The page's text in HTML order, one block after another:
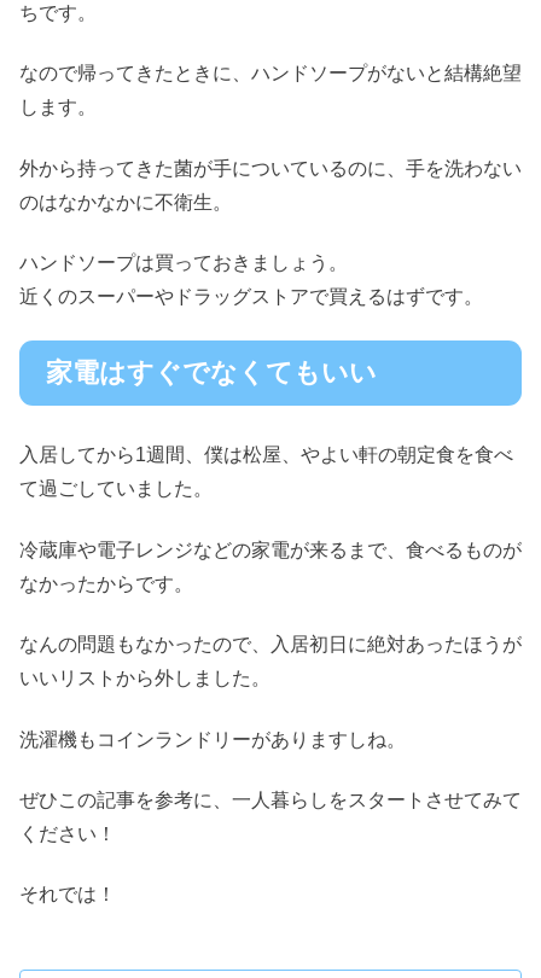
ちです。
なので帰ってきたときに、ハンドソープがないと結構絶望
します。
外から持ってきた菌が手についているのに、手を洗わない
のはなかなかに不衛生。
ハンドソープは買っておきましょう。
近くのスーパーやドラッグストアで買えるはずです。
家電はすぐでなくてもいい
入居してから1週間、僕は松屋、やよい軒の朝定食を食べ
て過ごしていました。
冷蔵庫や電子レンジなどの家電が来るまで、食べるものが
なかったからです。
なんの問題もなかったので、入居初日に絶対あったほうが
いいリストから外しました。
洗濯機もコインランドリーがありますしね。
ぜひこの記事を参考に、一人暮らしをスタートさせてみて
ください！
それでは！